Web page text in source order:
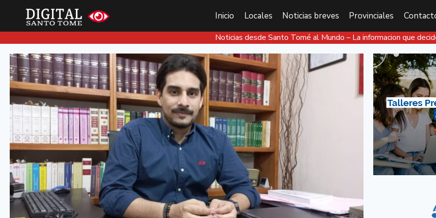
Inicio Locales Noticias breves Provinciales
Noticias desde Santo Tomé al Mundo – La informacion que